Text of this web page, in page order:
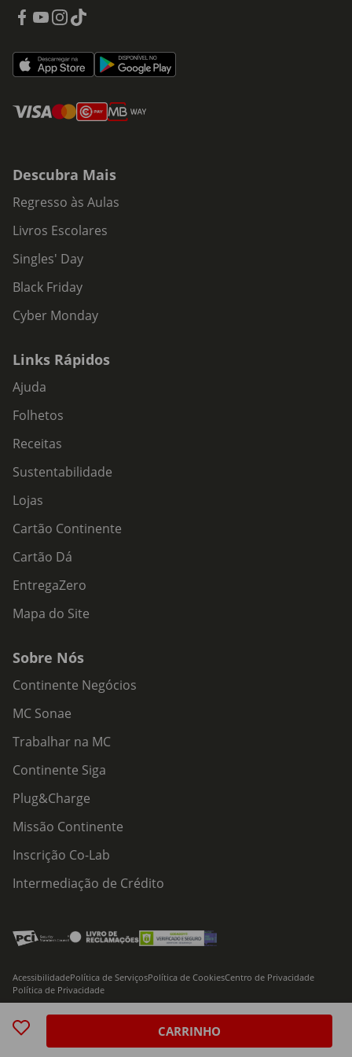
CARRINHO
Descubra Mais
Regresso às Aulas
Livros Escolares
Singles' Day
Black Friday
Cyber Monday
Links Rápidos
Ajuda
Folhetos
Receitas
Sustentabilidade
Lojas
Cartão Continente
Cartão Dá
EntregaZero
Mapa do Site
Sobre Nós
Continente Negócios
MC Sonae
Trabalhar na MC
Continente Siga
Plug&Charge
Missão Continente
Inscrição Co-Lab
Intermediação de Crédito
© 2026 Modelo Continente Hipermercados, S.A. Todos os direitos reservados
AcessibilidadePolítica de ServiçosPolítica de CookiesCentro de Privacidade
Política de Privacidade